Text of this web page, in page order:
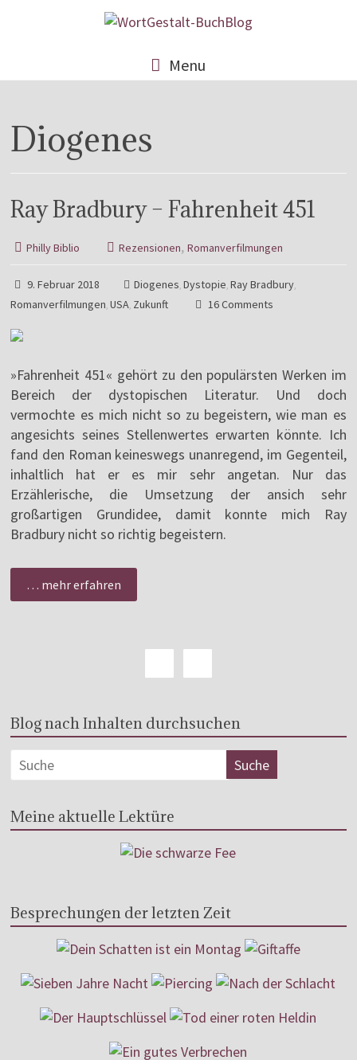
Menu
Diogenes
Ray Bradbury – Fahrenheit 451
Philly Biblio Rezensionen,Romanverfilmungen
9. Februar 2018 Diogenes,Dystopie,Ray Bradbury,
Romanverfilmungen,USA, Zukunft 16 Comments
»Fahrenheit 451« gehört zu den populärsten Werken im
Bereich der dystopischen Literatur. Und doch
vermochte es mich nicht so zu begeistern, wie man es
angesichts seines Stellenwertes erwarten könnte. Ich
fand den Roman keineswegs unanregend, im Gegenteil,
inhaltlich hat er es mir sehr angetan. Nur das
Erzählerische, die Umsetzung der ansich sehr
großartigen Grundidee, damit konnte mich Ray
Bradbury nicht so richtig begeistern.
… mehr erfahren
Blog nach Inhalten durchsuchen
Meine aktuelle Lektüre
Besprechungen der letzten Zeit